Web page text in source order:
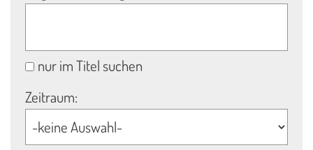
nur im Titel suchen
Zeitraum: